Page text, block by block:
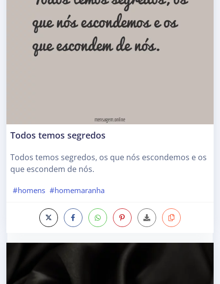
Todos temos segredos
Todos temos segredos, os que nós escondemos e os
que escondem de nós.
#homens #homemaranha